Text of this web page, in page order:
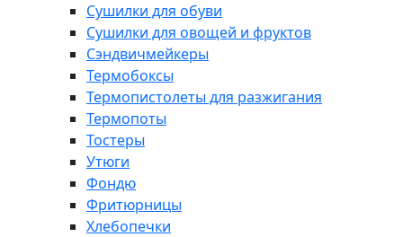
Сушилки для обуви
Сушилки для овощей и фруктов
Сэндвичмейкеры
Термобоксы
Термопистолеты для разжигания
Термопоты
Тостеры
Утюги
Фондю
Фритюрницы
Хлебопечки